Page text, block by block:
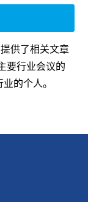
供了相关文章
要行业会议的
的个人。